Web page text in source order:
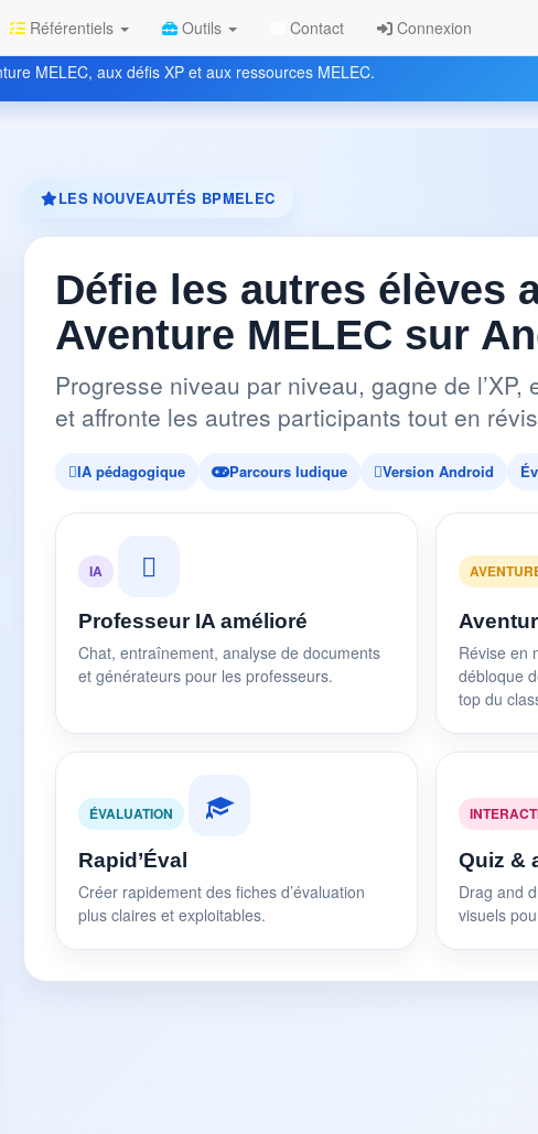
Référentiels Outils Contact Connexion
MELEC, aux défis XP et aux ressources MELEC.
LES NOUVEAUTÉS BPMELEC
Défie les autres élèves
Aventure MELEC sur
Progresse niveau par niveau, gagne de
et affronte les autres participants tout en
IA pédagogique Parcours ludique Version Android
IA
Professeur IA amélioré
Chat, entraînement, analyse de documents
et générateurs pour les professeurs.
Révise en
débloque
top du
ÉVALUATION
Rapid’Éval
Créer rapidement des fiches d’évaluation
plus claires et exploitables.
Quiz &
Drag and
visuels